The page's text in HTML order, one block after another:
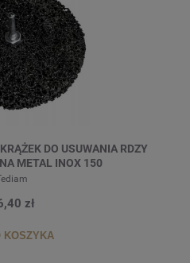
DO USUWANIA RDZY
METAL INOX 150
zł
KOSZYKA